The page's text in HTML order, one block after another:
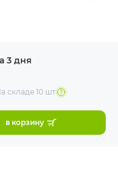
3 дня
складе10 шт
в корзину